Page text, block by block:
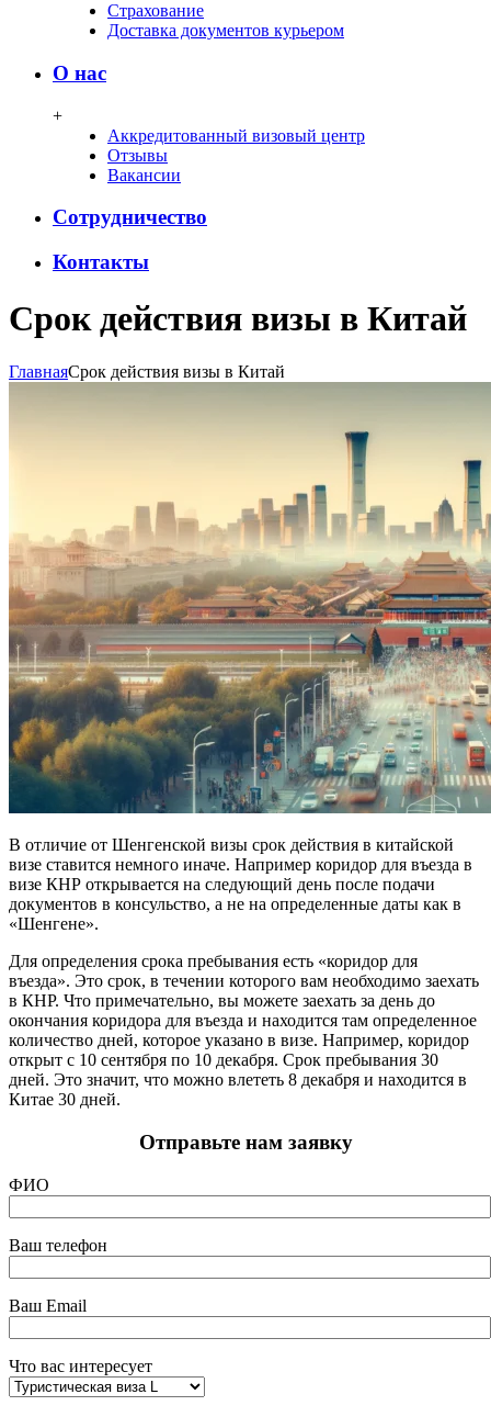
Страхование
Доставка документов курьером
О нас
+
Аккредитованный визовый центр
Отзывы
Вакансии
Сотрудничество
Контакты
Срок действия визы в Китай
ГлавнаяСрок действия визы в Китай
В отличие от Шенгенской визы срок действия в китайской
визе ставится немного иначе. Например коридор для въезда в
визе КНР открывается на следующий день после подачи
документов в консульство, а не на определенные даты как в
«Шенгене».
Для определения срока пребывания есть «коридор для
въезда». Это срок, в течении которого вам необходимо заехать
в КНР. Что примечательно, вы можете заехать за день до
окончания коридора для въезда и находится там определенное
количество дней, которое указано в визе. Например, коридор
открыт с 10 сентября по 10 декабря. Срок пребывания 30
дней. Это значит, что можно влететь 8 декабря и находится в
Китае 30 дней.
Отправьте нам заявку
ФИО
Ваш телефон
Ваш Email
Что вас интересует